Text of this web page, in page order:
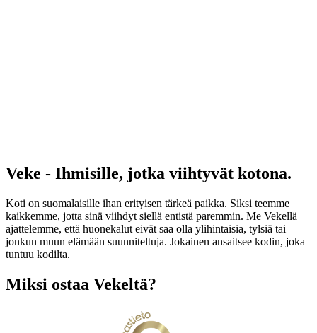
Veke - Ihmisille, jotka viihtyvät kotona.
Koti on suomalaisille ihan erityisen tärkeä paikka. Siksi teemme
kaikkemme, jotta sinä viihdyt siellä entistä paremmin. Me Vekellä
ajattelemme, että huonekalut eivät saa olla ylihintaisia, tylsiä tai
jonkun muun elämään suunniteltuja. Jokainen ansaitsee kodin, joka
tuntuu kodilta.
Miksi ostaa Vekeltä?